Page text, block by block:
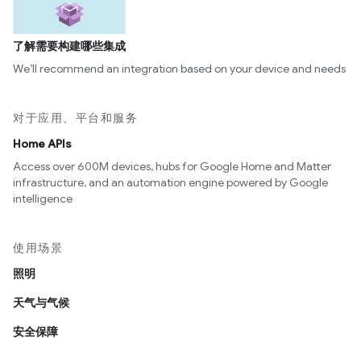
了解需要构建哪些集成
We’ll recommend an integration based on your device and needs
对于应用、平台和服务
Home APIs
Access over 600M devices, hubs for Google Home and Matter
infrastructure, and an automation engine powered by Google
intelligence
使用场景
照明
天气与气候
安全保障